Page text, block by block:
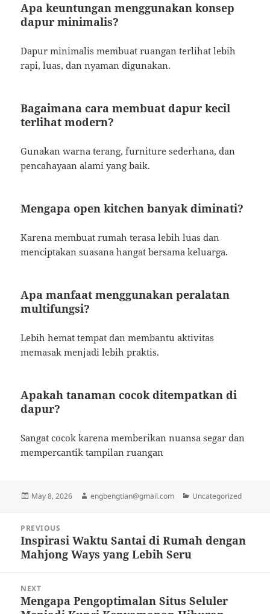
Apa keuntungan menggunakan konsep
dapur minimalis?
Dapur minimalis membuat ruangan terlihat lebih
rapi, luas, dan nyaman digunakan.
Bagaimana cara membuat dapur kecil
terlihat modern?
Gunakan warna terang, furniture sederhana, dan
pencahayaan alami yang baik.
Mengapa open kitchen banyak diminati?
Karena membuat rumah terasa lebih luas dan
menciptakan suasana hangat bersama keluarga.
Apa manfaat menggunakan peralatan
multifungsi?
Lebih hemat tempat dan membantu aktivitas
memasak menjadi lebih praktis.
Apakah tanaman cocok ditempatkan di
dapur?
Sangat cocok karena memberikan nuansa segar dan
mempercantik tampilan ruangan
Posted
May 8, 2026 Author
engbengtian@gmail.com Categories
Uncategorized
navigation
PREVIOUS
Previous
post:
Inspirasi Waktu Santai di Rumah dengan
Mahjong Ways yang Lebih Seru
NEXT
Next
Mengapa Pengoptimalan Situs Seluler